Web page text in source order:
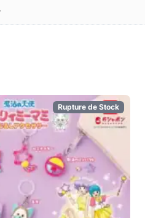
Rupture de Stock